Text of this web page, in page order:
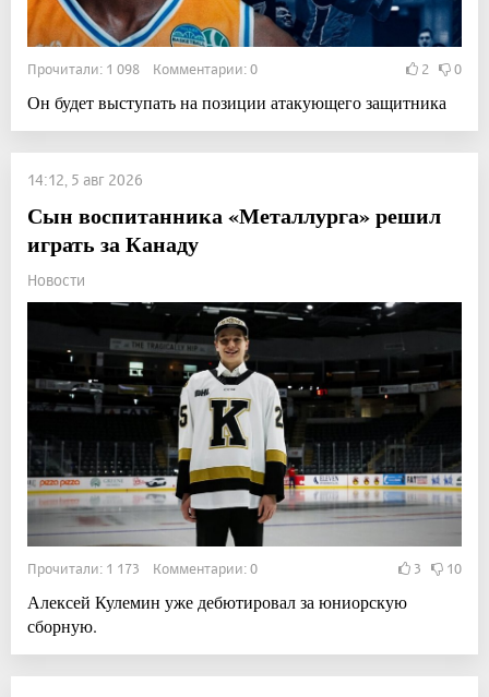
Прочитали: 1 098 Комментарии: 0 2 0
Он будет выступать на позиции атакующего защитника
14:12, 5 авг 2026
Сын воспитанника «Металлурга» решил
играть за Канаду
Новости
Прочитали: 1 173 Комментарии: 0 3 10
Алексей Кулемин уже дебютировал за юниорскую
сборную.